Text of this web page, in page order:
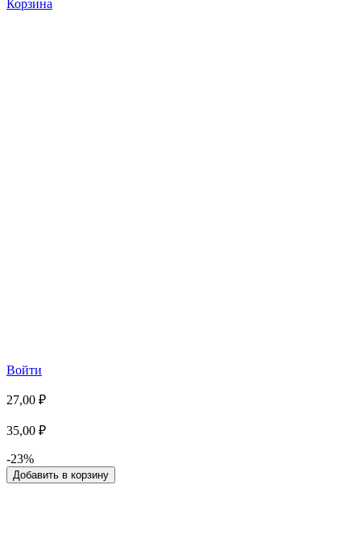
Корзина
Войти
27,00 ₽
35,00 ₽
-23%
Добавить в корзину